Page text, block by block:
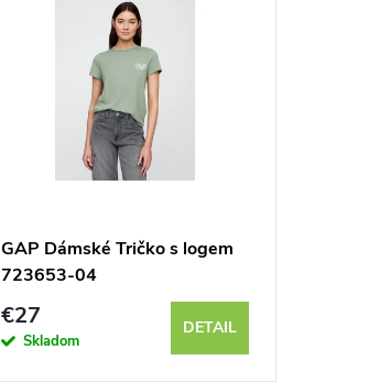
GAP Dámské Tričko s logem
723653-04
€27
Skladom
DETAIL